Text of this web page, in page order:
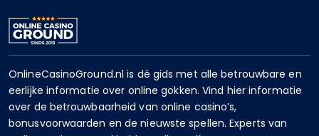
OnlineCasinoGround.nl is dé gids met alle betrouwbare en
eerlijke informatie over online gokken. Vind hier informatie
over de betrouwbaarheid van online casino’s,
bonusvoorwaarden en de nieuwste spellen. Experts van